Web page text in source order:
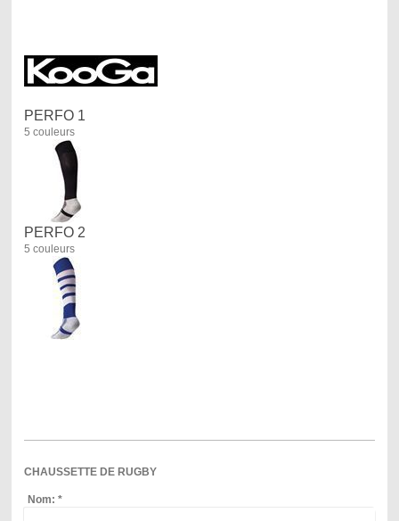
PERFO 1
5 couleurs
PERFO 2
5 couleurs
CHAUSSETTE DE RUGBY
Nom: *